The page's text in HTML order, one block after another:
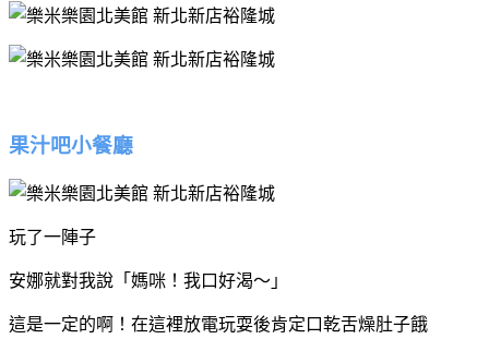
果汁吧小餐廳
玩了一陣子
安娜就對我說「媽咪！我口好渴～」
這是一定的啊！在這裡放電玩耍後肯定口乾舌燥肚子餓